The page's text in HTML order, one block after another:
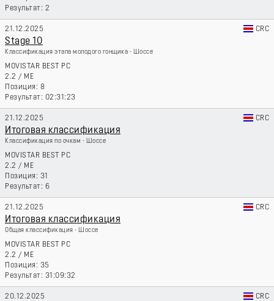
2
21.12.2025 CRC
Stage 10
Классификация этапа молодого гонщика - Шоссе
MOVISTAR BEST PC
2.2 / ME
8
02:31:23
21.12.2025 CRC
Итоговая классификация
Классификация по очкам - Шоссе
MOVISTAR BEST PC
2.2 / ME
31
6
21.12.2025 CRC
Итоговая классификация
Общая классификация - Шоссе
MOVISTAR BEST PC
2.2 / ME
35
31:09:32
20.12.2025 CRC